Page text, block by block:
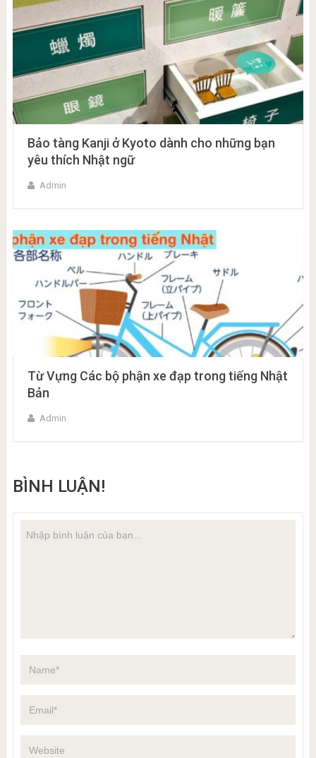
Bảo tàng Kanji ở Kyoto dành cho những bạn
yêu thích Nhật ngữ
Admin
Từ Vựng Các bộ phận xe đạp trong tiếng Nhật
Bản
Admin
BÌNH LUẬN!